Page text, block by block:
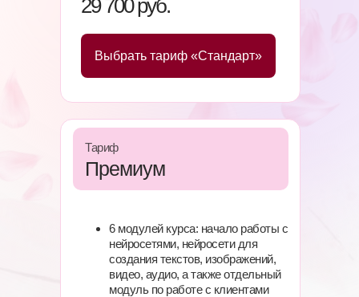
6 модулей курса: начало работы с
нейросетями, нейросети для
создания текстов, изображений,
видео, аудио, а также отдельный
модуль по работе с клиентами
Премиум
Тариф
Выбрать тариф «Стандарт»
29 700 руб.